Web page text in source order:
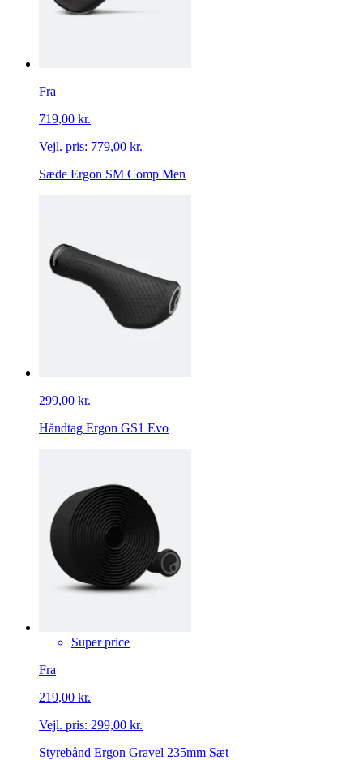
Fra
719,00 kr.
Vejl. pris: 779,00 kr.
Sæde Ergon SM Comp Men
299,00 kr.
Håndtag Ergon GS1 Evo
Super price
Fra
219,00 kr.
Vejl. pris: 299,00 kr.
Styrebånd Ergon Gravel 235mm Sæt